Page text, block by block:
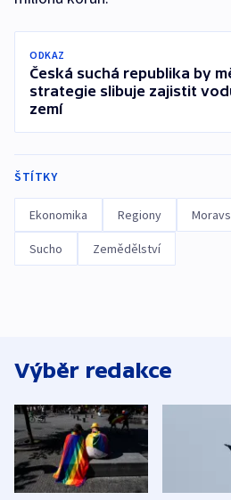
ODKAZ
Česká suchá republika by
strategie slibuje zajistit
zemí
ŠTÍTKY
Ekonomika Regiony
Sucho Zemědělství
Výběr redakce